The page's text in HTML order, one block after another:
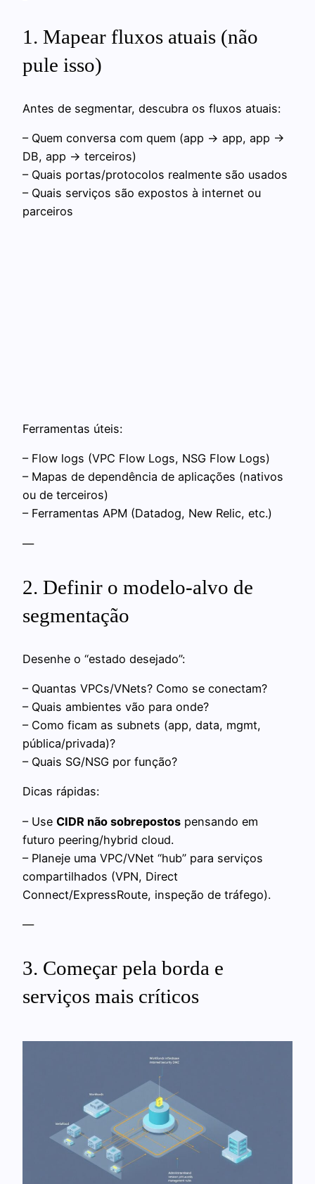
1. Mapear fluxos atuais (não
pule isso)
Antes de segmentar, descubra os fluxos atuais:
– Quem conversa com quem (app → app, app →
DB, app → terceiros)
– Quais portas/protocolos realmente são usados
– Quais serviços são expostos à internet ou
parceiros
Ferramentas úteis:
– Flow logs (VPC Flow Logs, NSG Flow Logs)
– Mapas de dependência de aplicações (nativos
ou de terceiros)
– Ferramentas APM (Datadog, New Relic, etc.)
—
2. Definir o modelo-alvo de
segmentação
Desenhe o “estado desejado”:
– Quantas VPCs/VNets? Como se conectam?
– Quais ambientes vão para onde?
– Como ficam as subnets (app, data, mgmt,
pública/privada)?
– Quais SG/NSG por função?
Dicas rápidas:
– Use CIDR não sobrepostos pensando em
futuro peering/hybrid cloud.
– Planeje uma VPC/VNet “hub” para serviços
compartilhados (VPN, Direct
Connect/ExpressRoute, inspeção de tráfego).
—
3. Começar pela borda e
serviços mais críticos